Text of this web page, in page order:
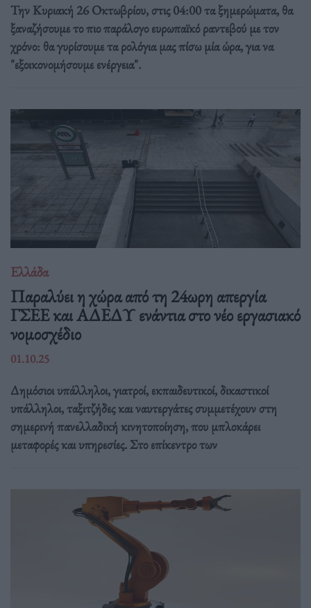
Την Κυριακή 26 Οκτωβρίου, στις 04:00 τα ξημερώματα, θα
ξαναζήσουμε το πιο παράλογο ευρωπαϊκό ραντεβού με τον
χρόνο: θα γυρίσουμε τα ρολόγια μας πίσω μία ώρα, για να
"εξοικονομήσουμε ενέργεια".
Ελλάδα
Παραλύει η χώρα από τη 24ωρη απεργία
ΓΣΕΕ και ΑΔΕΔΥ ενάντια στο νέο εργασιακό
νομοσχέδιο
01.10.25
Δημόσιοι υπάλληλοι, γιατροί, εκπαιδευτικοί, δικαστικοί
υπάλληλοι, ταξιτζήδες και ναυτεργάτες συμμετέχουν στη
σημερινή πανελλαδική κινητοποίηση, που μπλοκάρει
μεταφορές και υπηρεσίες. Στο επίκεντρο των